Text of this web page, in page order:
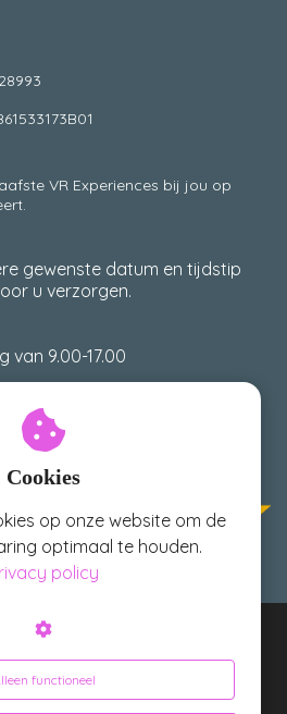
VR Experiences bij jou op
gewenste datum en tijdstip
u verzorgen.
9.00-17.00
/ 5 op
je ogen niet!
Cookies
op onze website om de
optimaal te houden.
policy
functioneel